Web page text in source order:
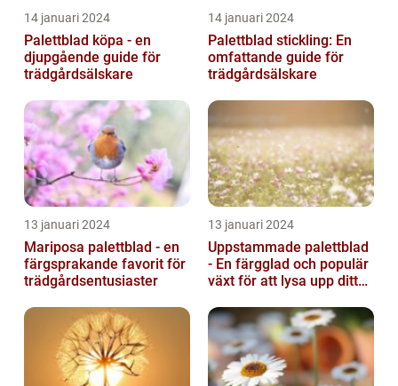
14 januari 2024
Palettblad köpa - en
djupgående guide för
trädgårdsälskare
14 januari 2024
Palettblad stickling: En
omfattande guide för
trädgårdsälskare
13 januari 2024
Mariposa palettblad - en
färgsprakande favorit för
trädgårdsentusiaster
13 januari 2024
Uppstammade palettblad
- En färgglad och populär
växt för att lysa upp ditt